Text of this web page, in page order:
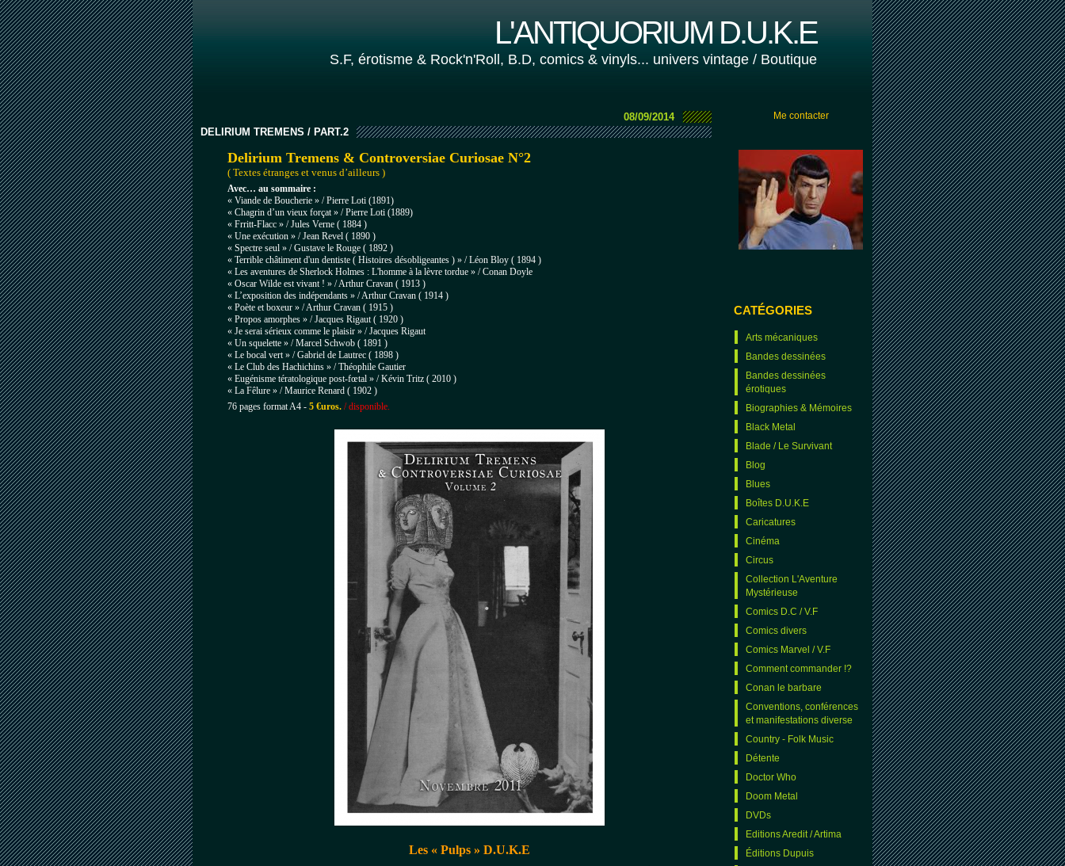
L'ANTIQUORIUM D.U.K.E
S.F, érotisme & Rock'n'Roll, B.D, comics & vinyls... univers vintage / Boutique
Me contacter
CATÉGORIES
Arts mécaniques
Bandes dessinées
Bandes dessinées
érotiques
Biographies & Mémoires
Black Metal
Blade / Le Survivant
Blog
Blues
Boîtes D.U.K.E
Caricatures
Cinéma
Circus
Collection L'Aventure
Mystérieuse
Comics D.C / V.F
Comics divers
Comics Marvel / V.F
Comment commander !?
Conan le barbare
Conventions, conférences
et manifestations diverse
Country - Folk Music
Détente
Doctor Who
Doom Metal
DVDs
Editions Aredit / Artima
Éditions Dupuis
08/09/2014
DELIRIUM TREMENS / PART.2
Delirium Tremens & Controversiae Curiosae N°2
( Textes étranges et venus d’ailleurs )
Avec… au sommaire :
« Viande de Boucherie » / Pierre Loti (1891)
« Chagrin d’un vieux forçat » / Pierre Loti (1889)
« Frritt-Flacc » / Jules Verne ( 1884 )
« Une exécution » / Jean Revel ( 1890 )
« Spectre seul » / Gustave le Rouge ( 1892 )
« Terrible châtiment d'un dentiste ( Histoires désobligeantes ) » / Léon Bloy ( 1894 )
« Les aventures de Sherlock Holmes : L'homme à la lèvre tordue » / Conan Doyle
« Oscar Wilde est vivant ! » / Arthur Cravan ( 1913 )
« L’exposition des indépendants » / Arthur Cravan ( 1914 )
« Poète et boxeur » / Arthur Cravan ( 1915 )
« Propos amorphes » / Jacques Rigaut ( 1920 )
« Je serai sérieux comme le plaisir » / Jacques Rigaut
« Un squelette » / Marcel Schwob ( 1891 )
« Le bocal vert » / Gabriel de Lautrec ( 1898 )
« Le Club des Hachichins » / Théophile Gautier
« Eugénisme tératologique post-fœtal » / Kévin Tritz ( 2010 )
« La Fêlure » / Maurice Renard ( 1902 )
76 pages format A4 - 5 €uros. / disponible.
Les « Pulps » D.U.K.E